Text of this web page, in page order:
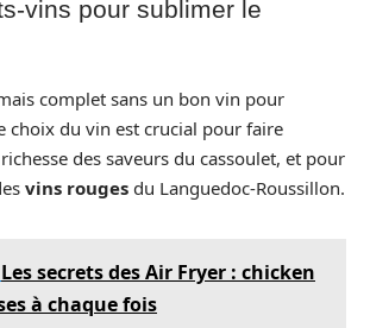
vins pour sublimer le
complet sans un bon vin pour
choix du vin est crucial pour faire
des saveurs du cassoulet, et pour
vins rouges du Languedoc-Roussillon.
Les secrets des Air Fryer : chicken
à chaque fois